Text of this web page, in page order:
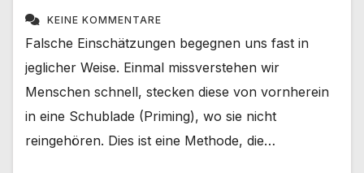
KEINE KOMMENTARE
Falsche Einschätzungen begegnen uns fast in
jeglicher Weise. Einmal missverstehen wir
Menschen schnell, stecken diese von vornherein
in eine Schublade (Priming), wo sie nicht
reingehören. Dies ist eine Methode, die…